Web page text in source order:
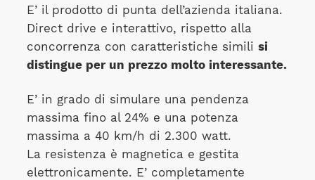
E’ il prodotto di punta dell’azienda italiana.
Direct drive e interattivo, rispetto alla
concorrenza con caratteristiche simili si
distingue per un prezzo molto interessante.
E’ in grado di simulare una pendenza
massima fino al 24% e una potenza
massima a 40 km/h di 2.300 watt.
La resistenza è magnetica e gestita
elettronicamente. E’ completamente